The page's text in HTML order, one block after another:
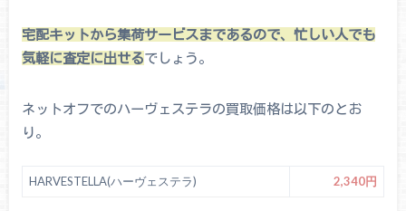
宅配キットから集荷サービスまであるので、忙しい人でも
気軽に査定に出せるでしょう。
ネットオフでのハーヴェステラの買取価格は以下のとお
り。
HARVESTELLA(ハーヴェステラ) 2,340円